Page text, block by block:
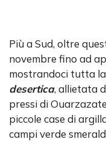
Più a Sud, oltre
novembre fino ad
mostrandoci tutta
desertica, allietata
pressi di
piccole case di
campi verde